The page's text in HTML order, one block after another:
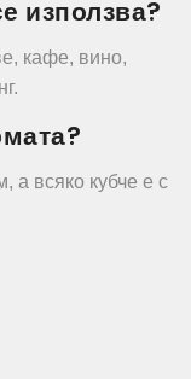
използва?
кафе, вино,
а всяко кубче е с